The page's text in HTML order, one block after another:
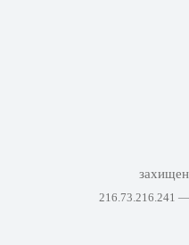
216.73.216.241 —